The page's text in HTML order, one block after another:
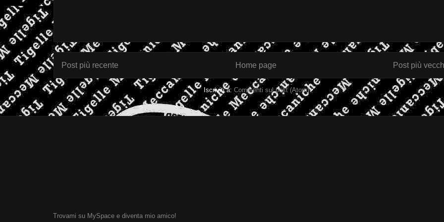
Post più recente Post più
Home page
Iscriviti a: Commenti sul post (Atom)
Trovami su MySpace e diventa mio amico!